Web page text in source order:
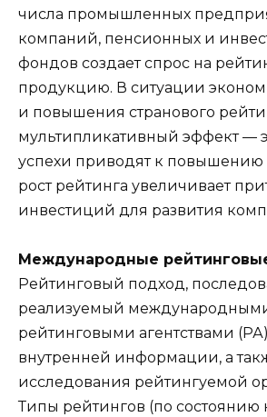
числа промышленных
компаний, пенсионных и
фондов создает спрос на
продукцию. В ситуации
и повышения странового
мультипликативный эффект —
успехи приводят к повышению
рост рейтинга увеличивает
инвестиций для развития
Международные
Рейтинговый подход,
реализуемый
рейтинговыми агентствами
внутренней информации, а
исследования рейтингуемой
Типы рейтингов (по состоянию